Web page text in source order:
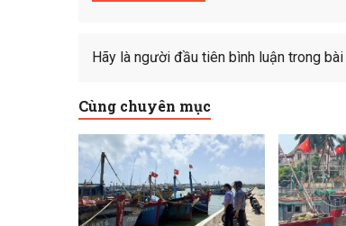
Hãy là người đầu tiên bình luận trong bài
Cùng chuyên mục